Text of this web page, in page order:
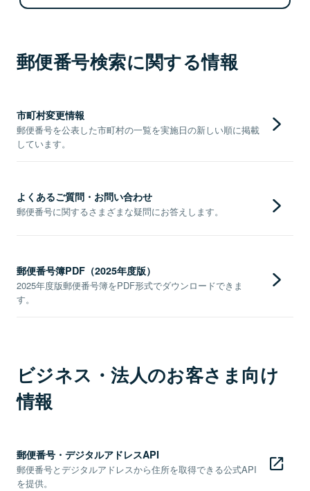
郵便番号検索に関する情報
市町村変更情報
郵便番号を公表した市町村の一覧を実施日の新しい順に掲載
しています。
よくあるご質問・お問い合わせ
郵便番号に関するさまざまな疑問にお答えします。
郵便番号簿PDF（2025年度版）
2025年度版郵便番号簿をPDF形式でダウンロードできま
す。
ビジネス・法人のお客さま向け
情報
郵便番号・デジタルアドレスAPI
郵便番号とデジタルアドレスから住所を取得できる公式API
を提供。